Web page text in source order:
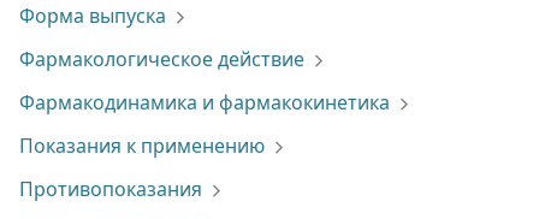
Форма выпуска
Фармакологическое действие
Фармакодинамика и фармакокинетика
Показания к применению
Противопоказания